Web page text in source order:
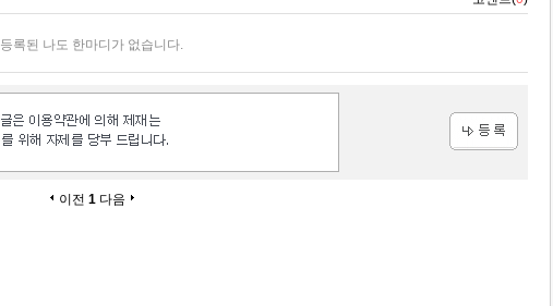
등록된 나도 한마디가 없습니다.
이전 1 다음